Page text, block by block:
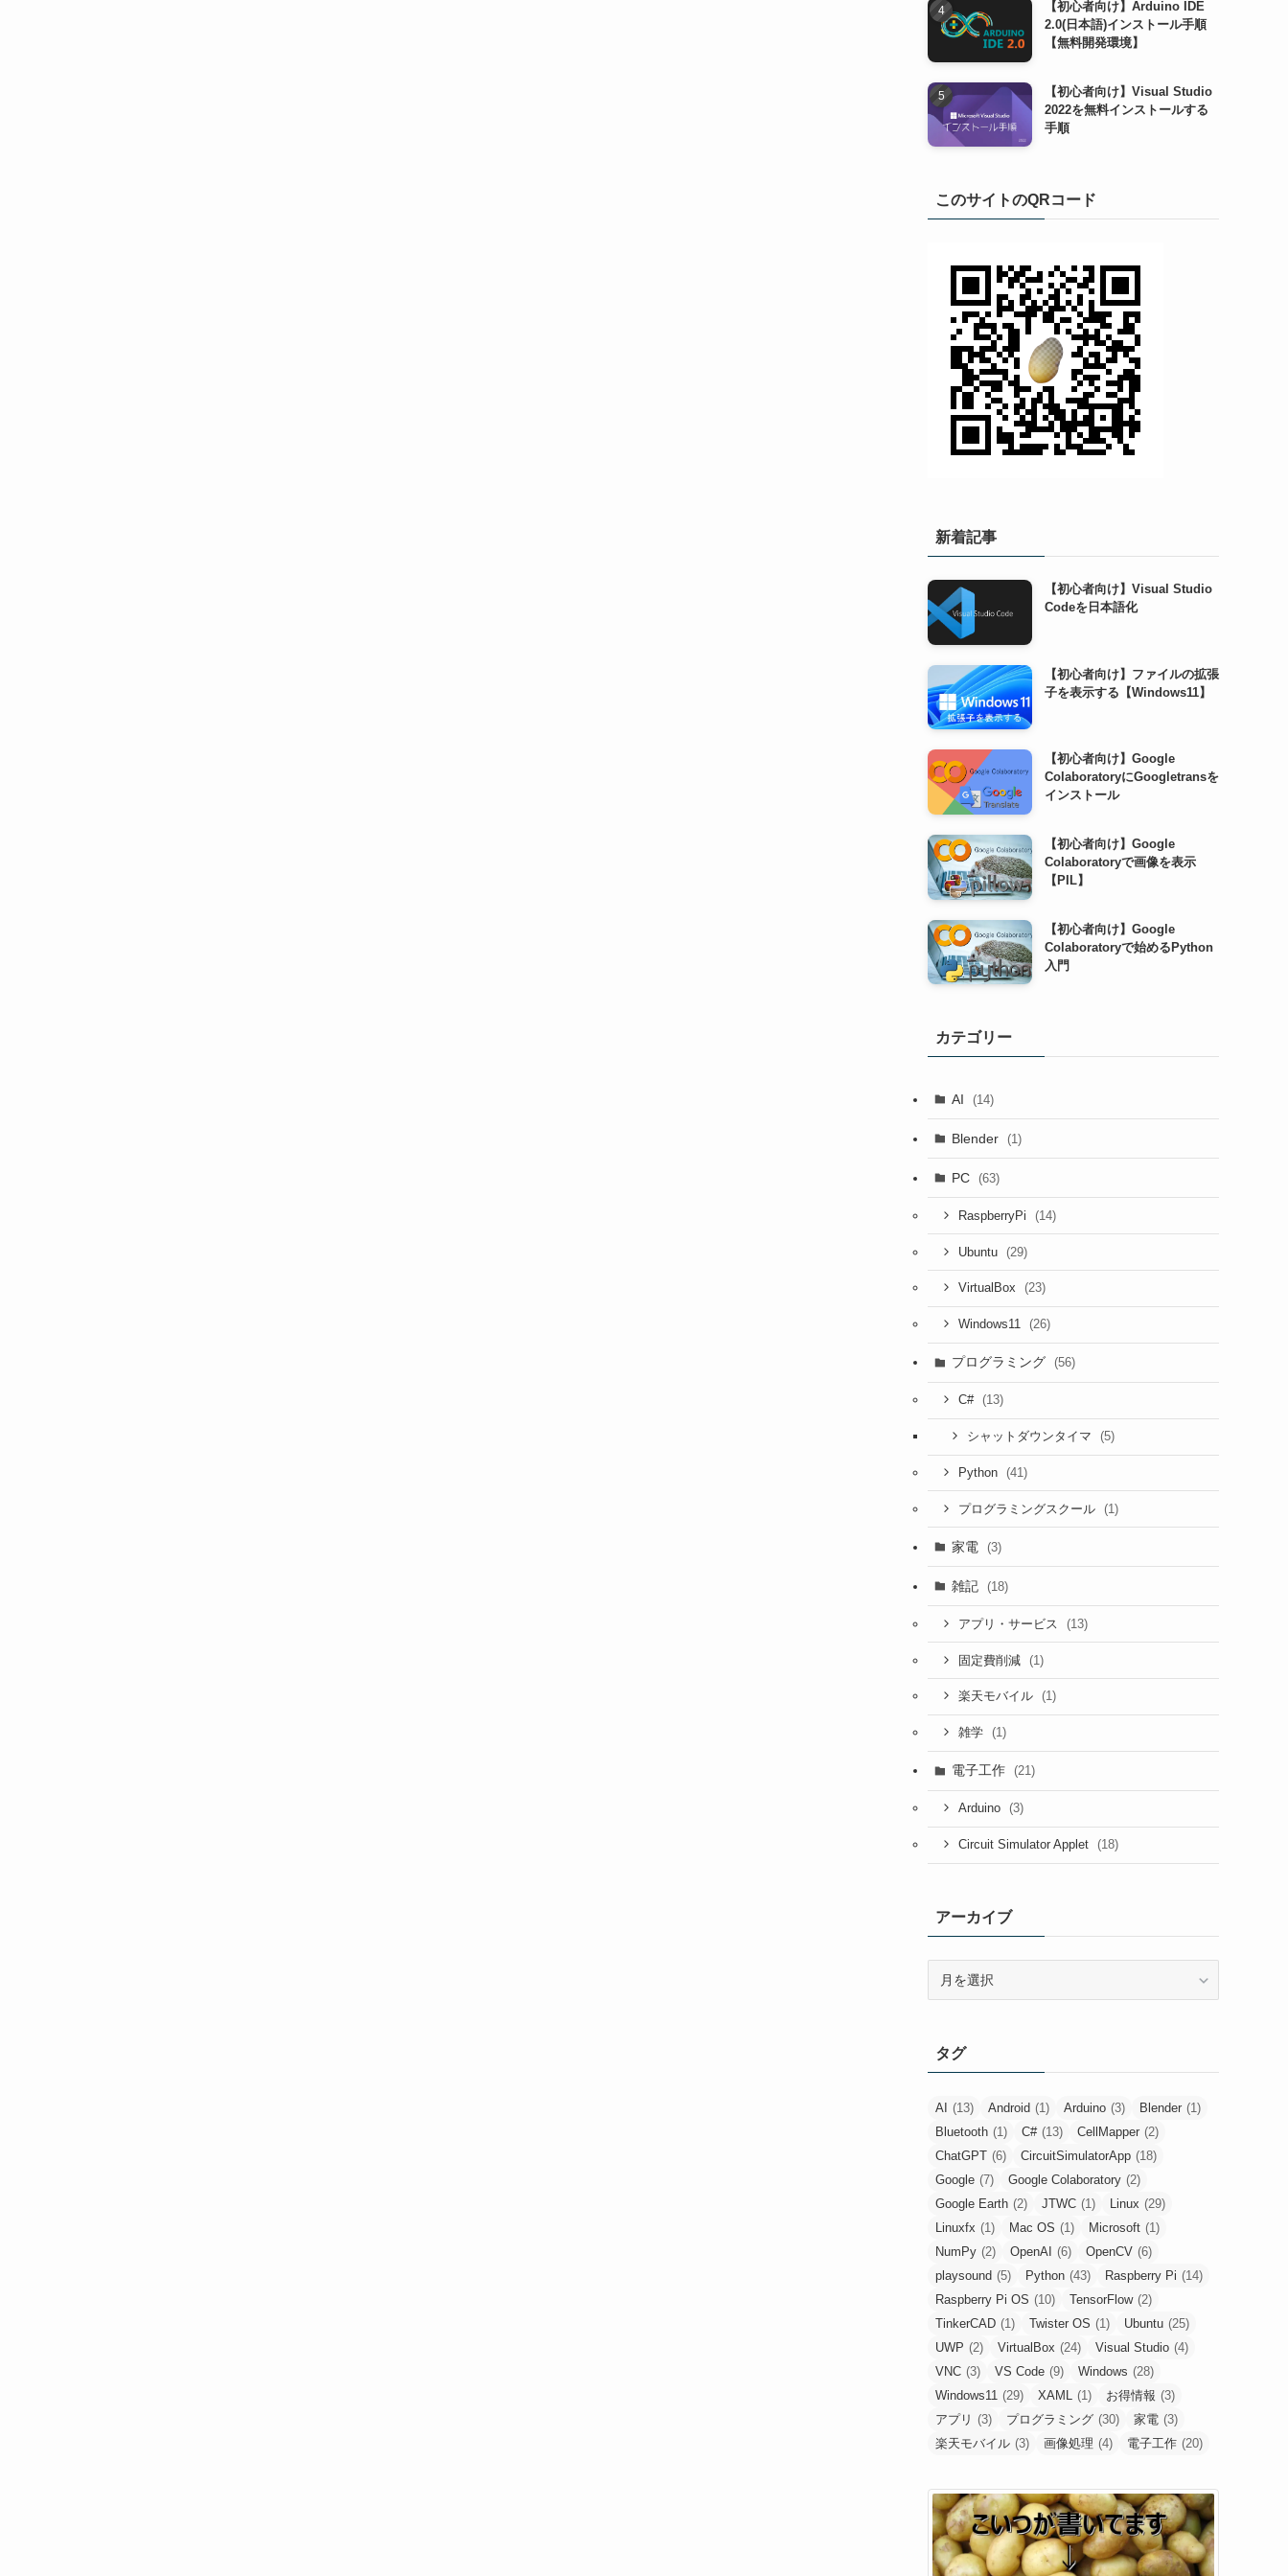
【初心者向け】Arduino IDE
2.0(日本語)インストール手順
【無料開発環境】
【初心者向け】Visual Studio
2022を無料インストールする
手順
このサイトのQRコード
新着記事
【初心者向け】Visual Studio
Codeを日本語化
【初心者向け】ファイルの拡張
子を表示する【Windows11】
【初心者向け】Google
ColaboratoryにGoogletransを
インストール
【初心者向け】Google
Colaboratoryで画像を表示
【PIL】
【初心者向け】Google
Colaboratoryで始めるPython
入門
カテゴリー
AI (14)
Blender (1)
PC (63)
RaspberryPi (14)
Ubuntu (29)
VirtualBox (23)
Windows11 (26)
プログラミング (56)
C# (13)
シャットダウンタイマ (5)
Python (41)
プログラミングスクール (1)
家電 (3)
雑記 (18)
アプリ・サービス (13)
固定費削減 (1)
楽天モバイル (1)
雑学 (1)
電子工作 (21)
Arduino (3)
Circuit Simulator Applet (18)
アーカイブ
ブタグ
AI (13) Android (1) Arduino (3) Blender (1)
Bluetooth (1) C# (13) CellMapper (2)
ChatGPT (6) CircuitSimulatorApp (18)
Google (7) Google Colaboratory (2)
Google Earth (2) JTWC (1) Linux (29)
Linuxfx (1) Mac OS (1) Microsoft (1)
NumPy (2) OpenAI (6) OpenCV (6)
playsound (5) Python (43) Raspberry Pi (14)
Raspberry Pi OS (10) TensorFlow (2)
TinkerCAD (1) Twister OS (1) Ubuntu (25)
UWP (2) VirtualBox (24) Visual Studio (4)
VNC (3) VS Code (9) Windows (28)
Windows11 (29) XAML (1) お得情報 (3)
アプリ (3) プログラミング (30) 家電 (3)
楽天モバイル (3) 画像処理 (4) 電子工作 (20)